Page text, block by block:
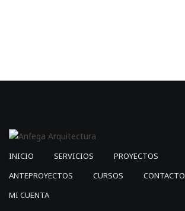
INICIO SERVICIOS
PROYECTOS
ANTEPROYECTOS
CURSOS
CONTACTO
MI CUENTA